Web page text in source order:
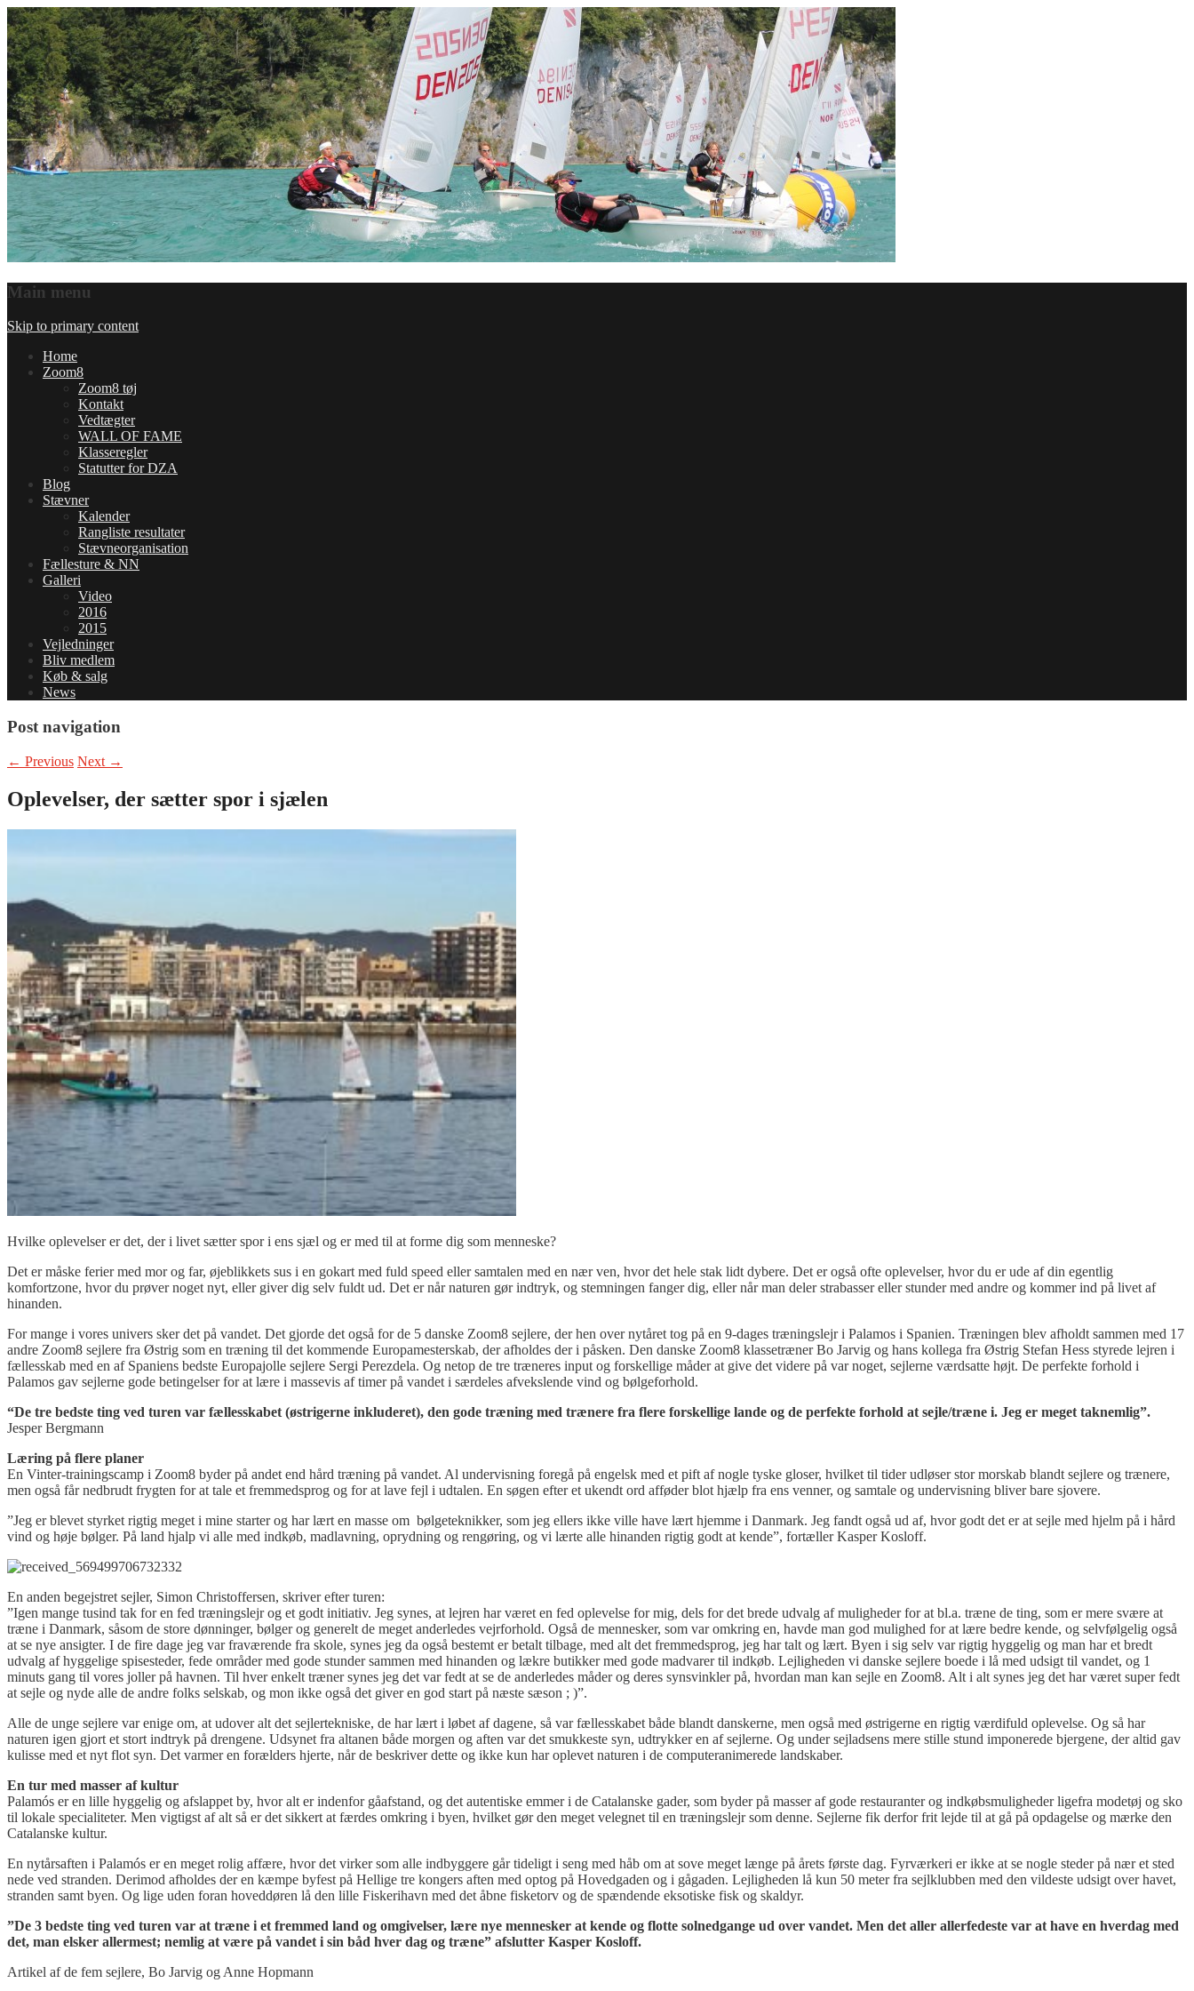
Main menu
Skip to primary content
Home
Zoom8
Zoom8 tøj
Kontakt
Vedtægter
WALL OF FAME
Klasseregler
Statutter for DZA
Blog
Stævner
Kalender
Rangliste resultater
Stævneorganisation
Fællesture & NN
Galleri
Video
2016
2015
Vejledninger
Bliv medlem
Køb & salg
News
Post navigation
← Previous Next →
Oplevelser, der sætter spor i sjælen
Hvilke oplevelser er det, der i livet sætter spor i ens sjæl og er med til at forme dig som menneske?
Det er måske ferier med mor og far, øjeblikkets sus i en gokart med fuld speed eller samtalen med en nær ven, hvor det hele stak lidt dybere. Det er også ofte oplevelser, hvor du er ude af din egentlig
komfortzone, hvor du prøver noget nyt, eller giver dig selv fuldt ud. Det er når naturen gør indtryk, og stemningen fanger dig, eller når man deler strabasser eller stunder med andre og kommer ind på livet af
hinanden.
For mange i vores univers sker det på vandet. Det gjorde det også for de 5 danske Zoom8 sejlere, der hen over nytåret tog på en 9-dages træningslejr i Palamos i Spanien. Træningen blev afholdt sammen med 17
andre Zoom8 sejlere fra Østrig som en træning til det kommende Europamesterskab, der afholdes der i påsken. Den danske Zoom8 klassetræner Bo Jarvig og hans kollega fra Østrig Stefan Hess styrede lejren i
fællesskab med en af Spaniens bedste Europajolle sejlere Sergi Perezdela. Og netop de tre træneres input og forskellige måder at give det videre på var noget, sejlerne værdsatte højt. De perfekte forhold i
Palamos gav sejlerne gode betingelser for at lære i massevis af timer på vandet i særdeles afvekslende vind og bølgeforhold.
“De tre bedste ting ved turen var fællesskabet (østrigerne inkluderet), den gode træning med trænere fra flere forskellige lande og de perfekte forhold at sejle/træne i. Jeg er meget taknemlig”.
Jesper Bergmann
Læring på flere planer
En Vinter-trainingscamp i Zoom8 byder på andet end hård træning på vandet. Al undervisning foregå på engelsk med et pift af nogle tyske gloser, hvilket til tider udløser stor morskab blandt sejlere og trænere,
men også får nedbrudt frygten for at tale et fremmedsprog og for at lave fejl i udtalen. En søgen efter et ukendt ord afføder blot hjælp fra ens venner, og samtale og undervisning bliver bare sjovere.
”Jeg er blevet styrket rigtig meget i mine starter og har lært en masse om bølgeteknikker, som jeg ellers ikke ville have lært hjemme i Danmark. Jeg fandt også ud af, hvor godt det er at sejle med hjelm på i hård
vind og høje bølger. På land hjalp vi alle med indkøb, madlavning, oprydning og rengøring, og vi lærte alle hinanden rigtig godt at kende”, fortæller Kasper Kosloff.
En anden begejstret sejler, Simon Christoffersen, skriver efter turen:
”Igen mange tusind tak for en fed træningslejr og et godt initiativ. Jeg synes, at lejren har været en fed oplevelse for mig, dels for det brede udvalg af muligheder for at bl.a. træne de ting, som er mere svære at
træne i Danmark, såsom de store dønninger, bølger og generelt de meget anderledes vejrforhold. Også de mennesker, som var omkring en, havde man god mulighed for at lære bedre kende, og selvfølgelig også
at se nye ansigter. I de fire dage jeg var fraværende fra skole, synes jeg da også bestemt er betalt tilbage, med alt det fremmedsprog, jeg har talt og lært. Byen i sig selv var rigtig hyggelig og man har et bredt
udvalg af hyggelige spisesteder, fede områder med gode stunder sammen med hinanden og lækre butikker med gode madvarer til indkøb. Lejligheden vi danske sejlere boede i lå med udsigt til vandet, og 1
minuts gang til vores joller på havnen. Til hver enkelt træner synes jeg det var fedt at se de anderledes måder og deres synsvinkler på, hvordan man kan sejle en Zoom8. Alt i alt synes jeg det har været super fedt
at sejle og nyde alle de andre folks selskab, og mon ikke også det giver en god start på næste sæson ; )”.
Alle de unge sejlere var enige om, at udover alt det sejlertekniske, de har lært i løbet af dagene, så var fællesskabet både blandt danskerne, men også med østrigerne en rigtig værdifuld oplevelse. Og så har
naturen igen gjort et stort indtryk på drengene. Udsynet fra altanen både morgen og aften var det smukkeste syn, udtrykker en af sejlerne. Og under sejladsens mere stille stund imponerede bjergene, der altid gav
kulisse med et nyt flot syn. Det varmer en forælders hjerte, når de beskriver dette og ikke kun har oplevet naturen i de computeranimerede landskaber.
En tur med masser af kultur
Palamós er en lille hyggelig og afslappet by, hvor alt er indenfor gåafstand, og det autentiske emmer i de Catalanske gader, som byder på masser af gode restauranter og indkøbsmuligheder ligefra modetøj og sko
til lokale specialiteter. Men vigtigst af alt så er det sikkert at færdes omkring i byen, hvilket gør den meget velegnet til en træningslejr som denne. Sejlerne fik derfor frit lejde til at gå på opdagelse og mærke den
Catalanske kultur.
En nytårsaften i Palamós er en meget rolig affære, hvor det virker som alle indbyggere går tideligt i seng med håb om at sove meget længe på årets første dag. Fyrværkeri er ikke at se nogle steder på nær et sted
nede ved stranden. Derimod afholdes der en kæmpe byfest på Hellige tre kongers aften med optog på Hovedgaden og i gågaden. Lejligheden lå kun 50 meter fra sejlklubben med den vildeste udsigt over havet,
stranden samt byen. Og lige uden foran hoveddøren lå den lille Fiskerihavn med det åbne fisketorv og de spændende eksotiske fisk og skaldyr.
”De 3 bedste ting ved turen var at træne i et fremmed land og omgivelser, lære nye mennesker at kende og flotte solnedgange ud over vandet. Men det aller allerfedeste var at have en hverdag med
det, man elsker allermest; nemlig at være på vandet i sin båd hver dag og træne” afslutter Kasper Kosloff.
Artikel af de fem sejlere, Bo Jarvig og Anne Hopmann